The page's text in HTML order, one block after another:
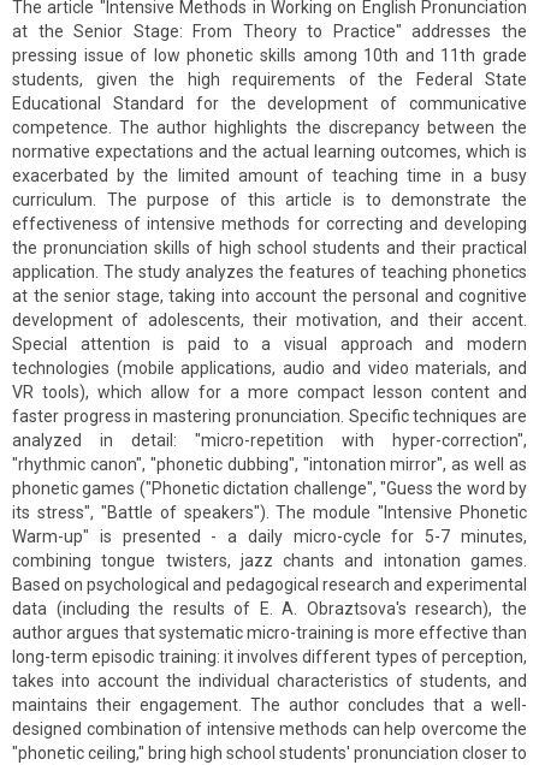
The article "Intensive Methods in Working on English Pronunciation
at the Senior Stage: From Theory to Practice" addresses the
pressing issue of low phonetic skills among 10th and 11th grade
students, given the high requirements of the Federal State
Educational Standard for the development of communicative
competence. The author highlights the discrepancy between the
normative expectations and the actual learning outcomes, which is
exacerbated by the limited amount of teaching time in a busy
curriculum. The purpose of this article is to demonstrate the
effectiveness of intensive methods for correcting and developing
the pronunciation skills of high school students and their practical
application. The study analyzes the features of teaching phonetics
at the senior stage, taking into account the personal and cognitive
development of adolescents, their motivation, and their accent.
Special attention is paid to a visual approach and modern
technologies (mobile applications, audio and video materials, and
VR tools), which allow for a more compact lesson content and
faster progress in mastering pronunciation. Specific techniques are
analyzed in detail: "micro-repetition with hyper-correction",
"rhythmic canon", "phonetic dubbing", "intonation mirror", as well as
phonetic games ("Phonetic dictation challenge", "Guess the word by
its stress", "Battle of speakers"). The module "Intensive Phonetic
Warm-up" is presented - a daily micro-cycle for 5-7 minutes,
combining tongue twisters, jazz chants and intonation games.
Based on psychological and pedagogical research and experimental
data (including the results of E. A. Obraztsova's research), the
author argues that systematic micro-training is more effective than
long-term episodic training: it involves different types of perception,
takes into account the individual characteristics of students, and
maintains their engagement. The author concludes that a well-
designed combination of intensive methods can help overcome the
"phonetic ceiling," bring high school students' pronunciation closer to